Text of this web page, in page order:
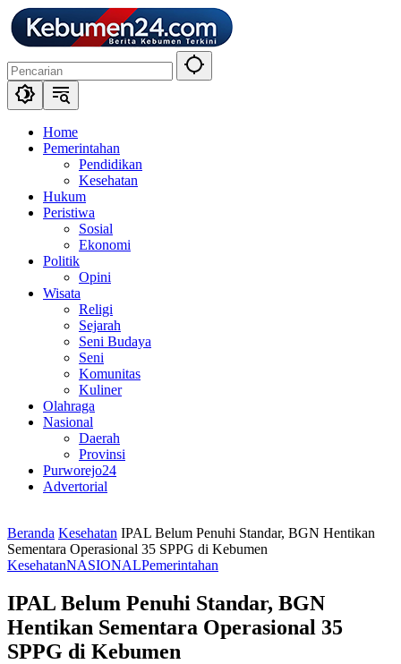
Langsung
ke
konten
Home
Pemerintahan
Pendidikan
Kesehatan
Hukum
Peristiwa
Sosial
Ekonomi
Politik
Opini
Wisata
Religi
Sejarah
Seni Budaya
Seni
Komunitas
Kuliner
Olahraga
Nasional
Daerah
Provinsi
Purworejo24
Advertorial
Beranda Kesehatan IPAL Belum Penuhi Standar, BGN Hentikan
Sementara Operasional 35 SPPG di Kebumen
KesehatanNASIONALPemerintahan
IPAL Belum Penuhi Standar, BGN
Hentikan Sementara Operasional 35
SPPG di Kebumen